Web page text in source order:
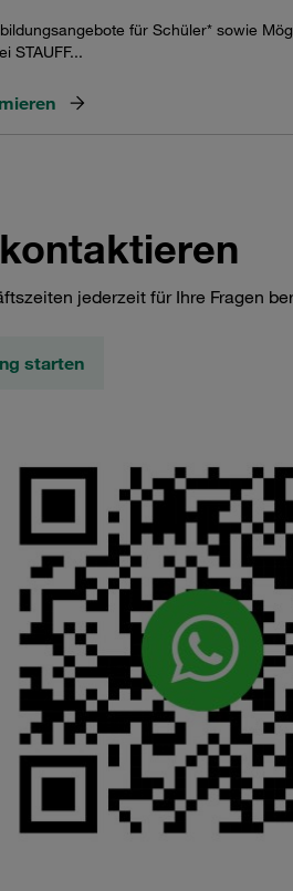
für Schüler* sowie
STAUFF...
jederzeit für Ihre Fragen
starten